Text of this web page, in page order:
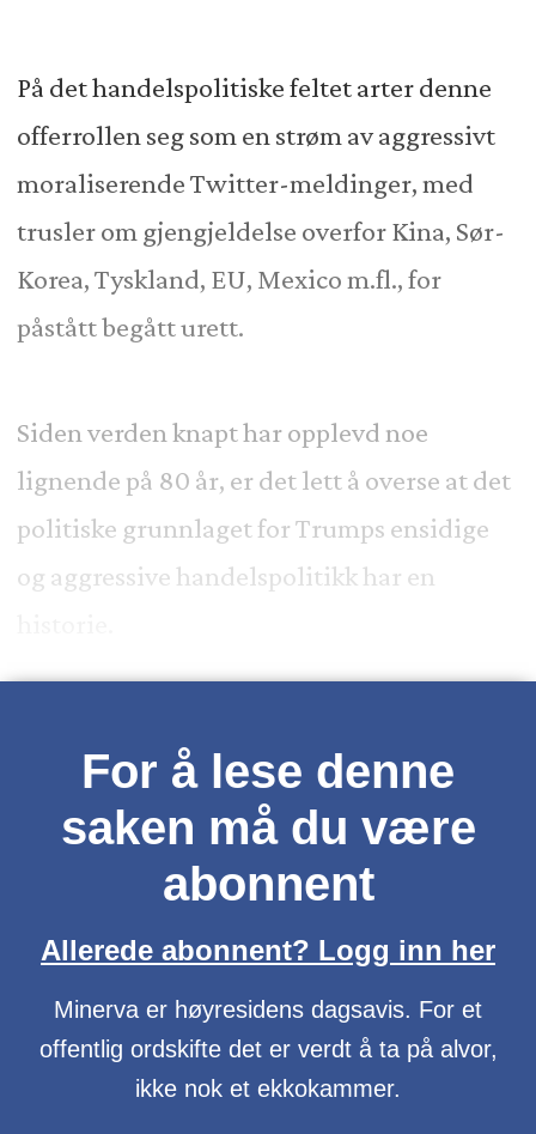
På det handelspolitiske feltet arter denne
offerrollen seg som en strøm av aggressivt
moraliserende Twitter-meldinger, med
trusler om gjengjeldelse overfor Kina, Sør-
Korea, Tyskland, EU, Mexico m.fl., for
påstått begått urett.
Siden verden knapt har opplevd noe
lignende på 80 år, er det lett å overse at det
politiske grunnlaget for Trumps ensidige
og aggressive handelspolitikk har en
For å lese denne
saken må du være
abonnent
Allerede abonnent? Logg inn her
Minerva er høyresidens dagsavis. For et
offentlig ordskifte det er verdt å ta på alvor,
ikke nok et ekkokammer.